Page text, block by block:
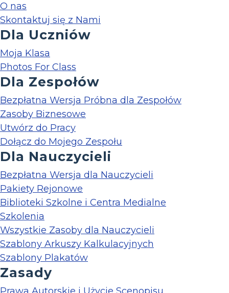
O nas
Skontaktuj się z Nami
Dla Uczniów
Moja Klasa
Photos For Class
Dla Zespołów
Bezpłatna Wersja Próbna dla Zespołów
Zasoby Biznesowe
Utwórz do Pracy
Dołącz do Mojego Zespołu
Dla Nauczycieli
Bezpłatna Wersja dla Nauczycieli
Pakiety Rejonowe
Biblioteki Szkolne i Centra Medialne
Szkolenia
Wszystkie Zasoby dla Nauczycieli
Szablony Arkuszy Kalkulacyjnych
Szablony Plakatów
Zasady